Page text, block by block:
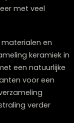
verder
bruin en
licht
om zijn lichte,